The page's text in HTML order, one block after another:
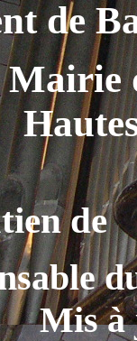
de
de
à